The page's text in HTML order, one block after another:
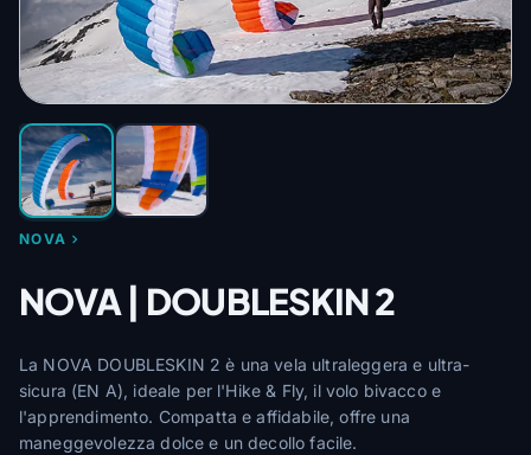
NOVA
NOVA | DOUBLESKIN 2
La NOVA DOUBLESKIN 2 è una vela ultraleggera e ultra-
sicura (EN A), ideale per l'Hike & Fly, il volo bivacco e
l'apprendimento. Compatta e affidabile, offre una
maneggevolezza dolce e un decollo facile.